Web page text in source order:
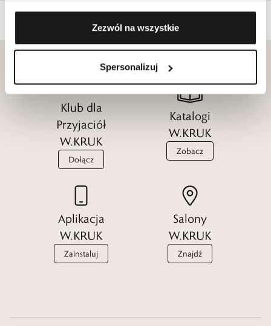
Zezwól na wszystkie
Spersonalizuj
Klub dla
Przyjaciół
W.KRUK
Dołącz
Katalogi
W.KRUK
Zobacz
Aplikacja
W.KRUK
Zainstaluj
Salony
W.KRUK
Znajdź